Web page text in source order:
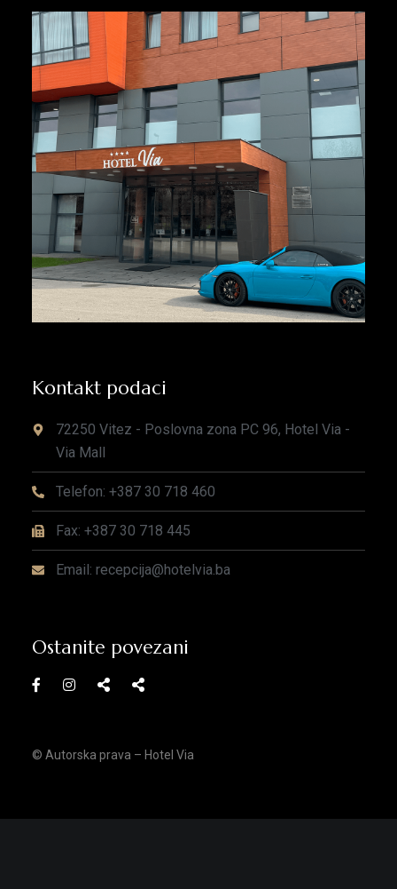
Kontakt podaci
72250 Vitez - Poslovna zona PC 96, Hotel Via -
Via Mall
Telefon: +387 30 718 460
Fax: +387 30 718 445
Email: recepcija@hotelvia.ba
Ostanite povezani
© Autorska prava – Hotel Via